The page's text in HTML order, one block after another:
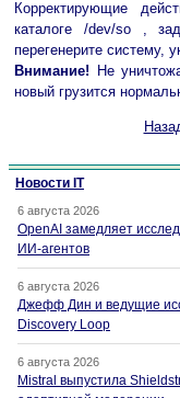
Корректирующие
каталоге /dev/so ,
перегенерите систему,
Внимание! Не
новый грузится
Новости IT
6 августа 2026
OpenAI замедляет
ИИ-агентов
6 августа 2026
Джефф Дин и ведущие
Discovery Loop
6 августа 2026
Mistral выпустила